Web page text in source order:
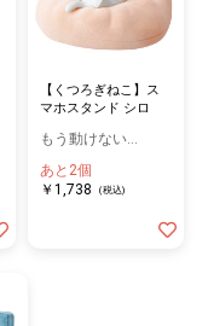
【くつろぎねこ】ス
マホスタンド シロ
もう動けない…
あと2個
￥1,738
(税込)